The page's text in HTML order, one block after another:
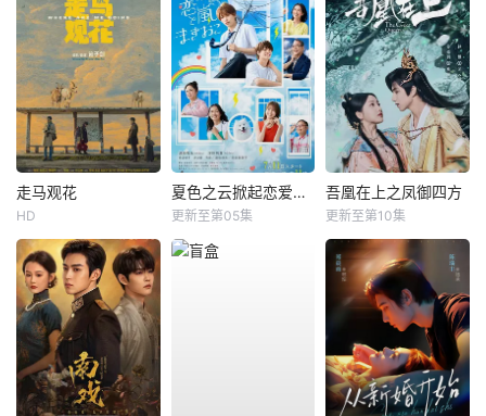
走马观花
HD
夏色之云掀起恋爱与风暴
更新至第05集
吾凰在上之凤御四方
更新至第10集